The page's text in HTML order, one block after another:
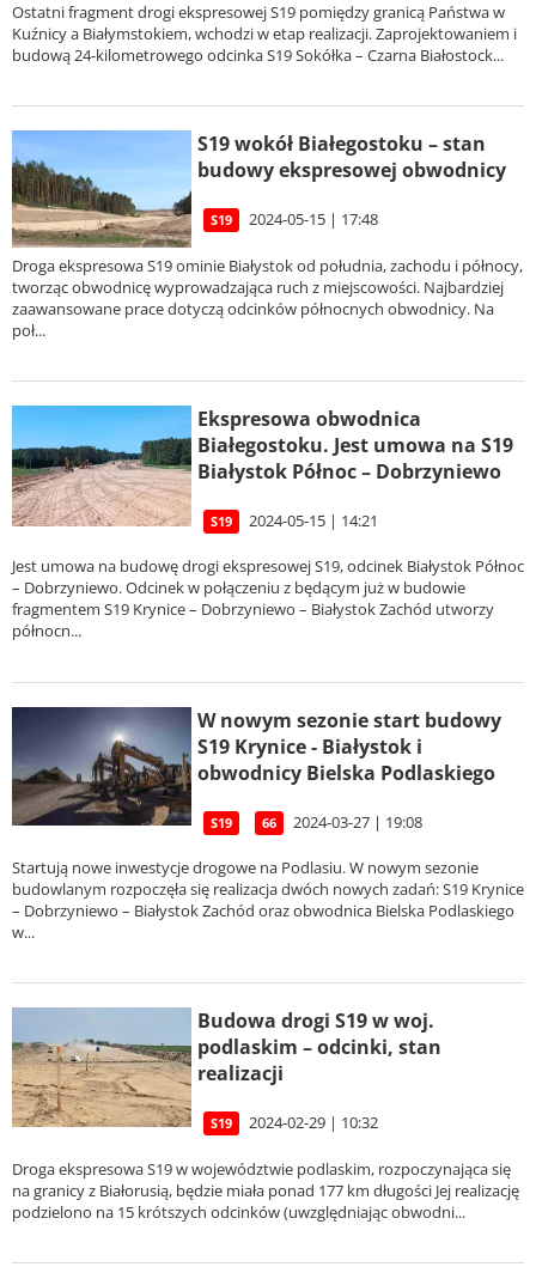
Ostatni fragment drogi ekspresowej S19 pomiędzy granicą Państwa w
Kuźnicy a Białymstokiem, wchodzi w etap realizacji. Zaprojektowaniem i
budową 24-kilometrowego odcinka S19 Sokółka – Czarna Białostock...
S19 wokół Białegostoku – stan
budowy ekspresowej obwodnicy
S19 2024-05-15 | 17:48
Droga ekspresowa S19 ominie Białystok od południa, zachodu i północy,
tworząc obwodnicę wyprowadzająca ruch z miejscowości. Najbardziej
zaawansowane prace dotyczą odcinków północnych obwodnicy. Na
poł...
Ekspresowa obwodnica
Białegostoku. Jest umowa na S19
Białystok Północ – Dobrzyniewo
S19 2024-05-15 | 14:21
Jest umowa na budowę drogi ekspresowej S19, odcinek Białystok Północ
– Dobrzyniewo. Odcinek w połączeniu z będącym już w budowie
fragmentem S19 Krynice – Dobrzyniewo – Białystok Zachód utworzy
północn...
W nowym sezonie start budowy
S19 Krynice - Białystok i
obwodnicy Bielska Podlaskiego
S19 66 2024-03-27 | 19:08
Startują nowe inwestycje drogowe na Podlasiu. W nowym sezonie
budowlanym rozpoczęła się realizacja dwóch nowych zadań: S19 Krynice
– Dobrzyniewo – Białystok Zachód oraz obwodnica Bielska Podlaskiego
w...
Budowa drogi S19 w woj.
podlaskim – odcinki, stan
realizacji
S19 2024-02-29 | 10:32
Droga ekspresowa S19 w województwie podlaskim, rozpoczynająca się
na granicy z Białorusią, będzie miała ponad 177 km długości Jej realizację
podzielono na 15 krótszych odcinków (uwzględniając obwodni...